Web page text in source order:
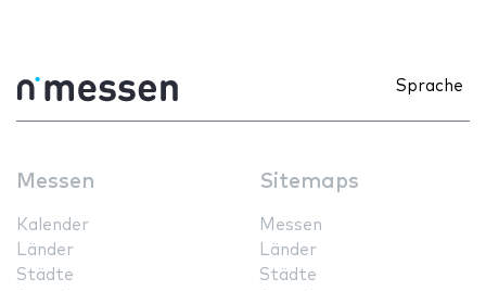
Sprache
Messen
Kalender
Länder
Städte
Sitemaps
Messen
Länder
Städte